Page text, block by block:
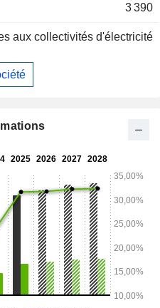
et la vente
exerce principalement ses
3 390
aux collectivités d'électricité